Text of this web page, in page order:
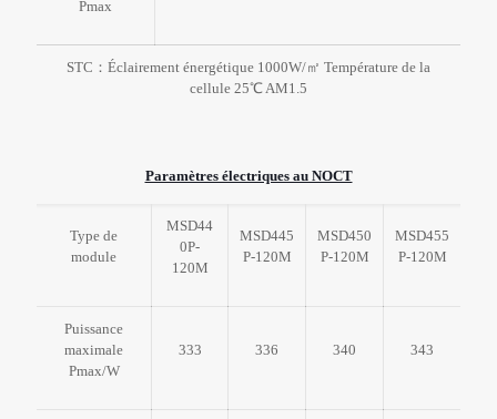
Pmax
STC：Éclairement énergétique 1000W/㎡ Température de la
cellule 25℃ AM1.5
Paramètres électriques au NOCT
Type de
module
MSD44
0P-
120M
MSD445
P-120M
MSD450
P-120M
MSD455
P-120M
Puissance
maximale
Pmax/W
333 336 340 343